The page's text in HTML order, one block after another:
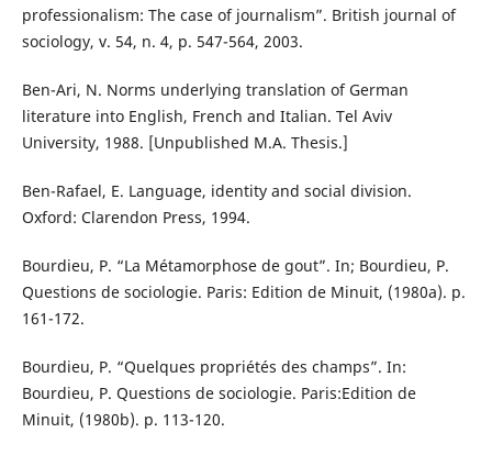
professionalism: The case of journalism”. British journal of
sociology, v. 54, n. 4, p. 547-564, 2003.
Ben-Ari, N. Norms underlying translation of German
literature into English, French and Italian. Tel Aviv
University, 1988. [Unpublished M.A. Thesis.]
Ben-Rafael, E. Language, identity and social division.
Oxford: Clarendon Press, 1994.
Bourdieu, P. “La Métamorphose de gout”. In; Bourdieu, P.
Questions de sociologie. Paris: Edition de Minuit, (1980a). p.
161-172.
Bourdieu, P. “Quelques propriétés des champs”. In:
Bourdieu, P. Questions de sociologie. Paris:Edition de
Minuit, (1980b). p. 113-120.